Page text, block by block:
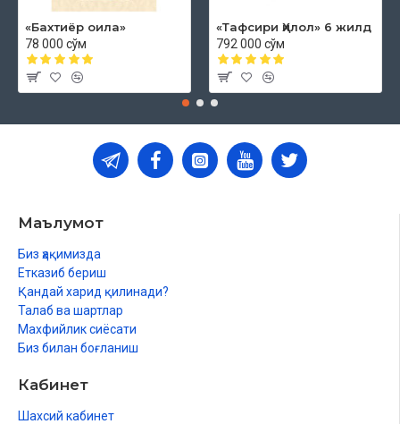
«Бахтиёр оила»
78 000 сўм
«Тафсири Ҳилол» 6 жилд
792 000 сўм
Маълумот
Биз ҳақимизда
Етказиб бериш
Қандай харид қилинади?
Талаб ва шартлар
Махфийлик сиёсати
Биз билан боғланиш
Кабинет
Шахсий кабинет